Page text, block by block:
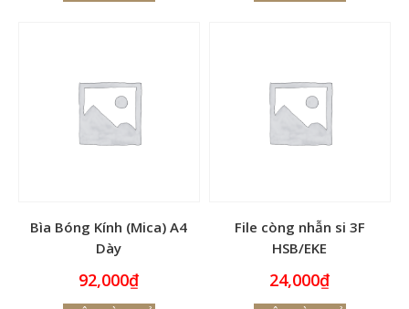
Bìa Bóng Kính (Mica) A4
Dày
92,000₫
File còng nhẫn si 3F
HSB/EKE
24,000₫